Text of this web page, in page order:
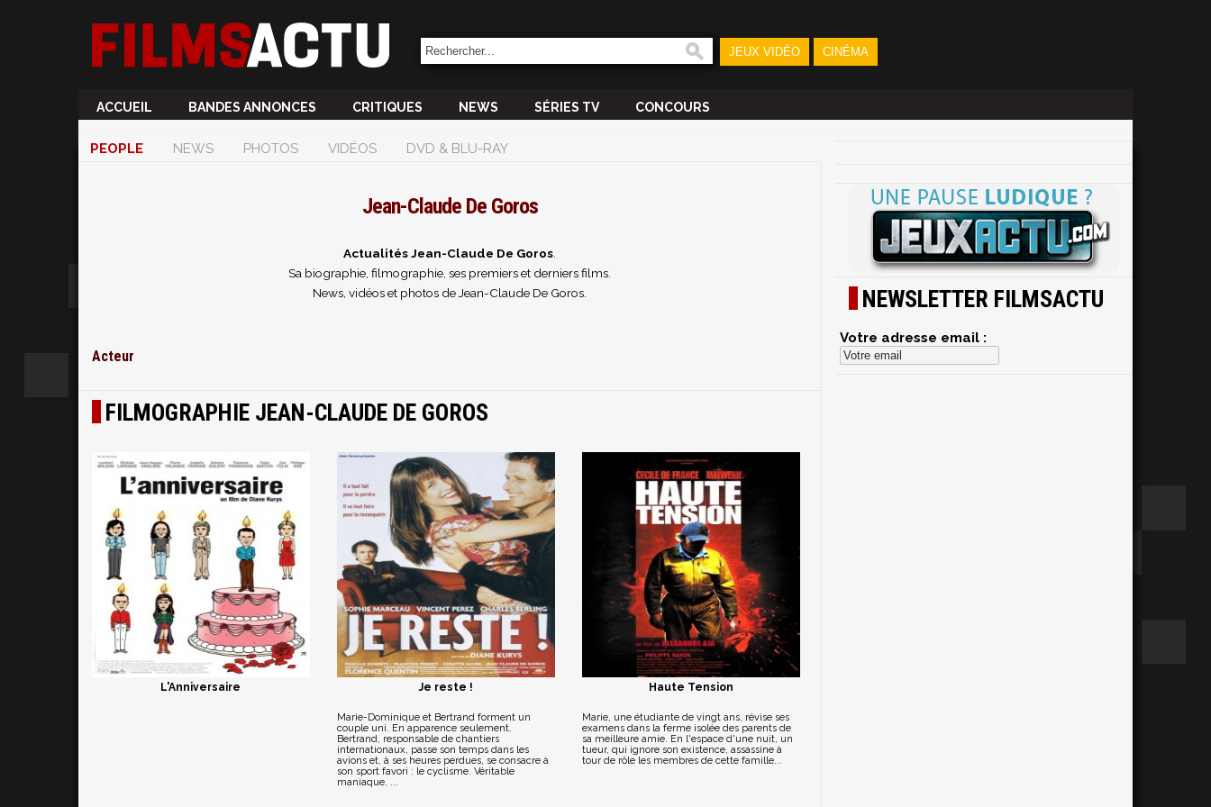
JEUX VIDÉO CINÉMA
ACCUEIL BANDES ANNONCES CRITIQUES NEWS SÉRIES TV CONCOURS
PEOPLE NEWS PHOTOS VIDÉOS DVD & BLU-RAY
Jean-Claude De Goros
Actualités Jean-Claude De Goros
Sa biographie, filmographie, ses premiers et derniers films.
News, vidéos et photos de Jean-Claude De Goros.
Acteur
FILMOGRAPHIE JEAN-CLAUDE DE GOROS
L'Anniversaire Je reste !
Marie-Dominique et Bertrand forment un
couple uni. En apparence seulement.
Bertrand, responsable de chantiers
internationaux, passe son temps dans les
avions et, à ses heures perdues, se consacre à
son sport favori : le cyclisme. Véritable
maniaque, ...
Haute Tension
Marie, une étudiante de vingt ans, révise ses
examens dans la ferme isolée des parents de
sa meilleure amie. En l'espace d'une nuit, un
tueur, qui ignore son existence, assassine à
tour de rôle les membres de cette famille...
NEWSLETTER FILMSACTU
Votre adresse email :